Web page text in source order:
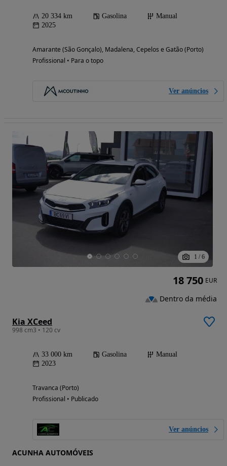
20 334 km Gasolina
Manual
2025
Amarante (São Gonçalo), Madalena, Cepelos e Gatão (Porto)
Profissional • Para o topo
Ver anúncios
1 / 6
Kia XCeed
998 cm3 • 120 cv
33 000 km Gasolina
Manual
2023
Travanca (Porto)
Profissional • Publicado
Ver anúncios
ACUNHA AUTOMÓVEIS
18 750 EUR
Dentro da média